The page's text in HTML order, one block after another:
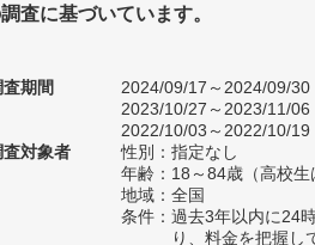
査に基づいています。
期間
2024/09/17～2024/09/30
2023/10/27～2023/11/06
2022/10/03～2022/10/19
査対象者
性別：指定なし
年齢：18～84歳（高校生
地域：全国
条件：過去3年以内に24
り、料金を把握し